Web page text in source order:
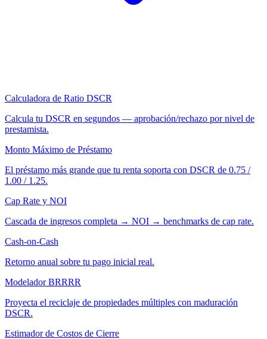
Calculadora de Ratio DSCR
Calcula tu DSCR en segundos — aprobación/rechazo por nivel de
prestamista.
Monto Máximo de Préstamo
El préstamo más grande que tu renta soporta con DSCR de 0.75 /
1.00 / 1.25.
Cap Rate y NOI
Cascada de ingresos completa → NOI → benchmarks de cap rate.
Cash-on-Cash
Retorno anual sobre tu pago inicial real.
Modelador BRRRR
Proyecta el reciclaje de propiedades múltiples con maduración
DSCR.
Estimador de Costos de Cierre